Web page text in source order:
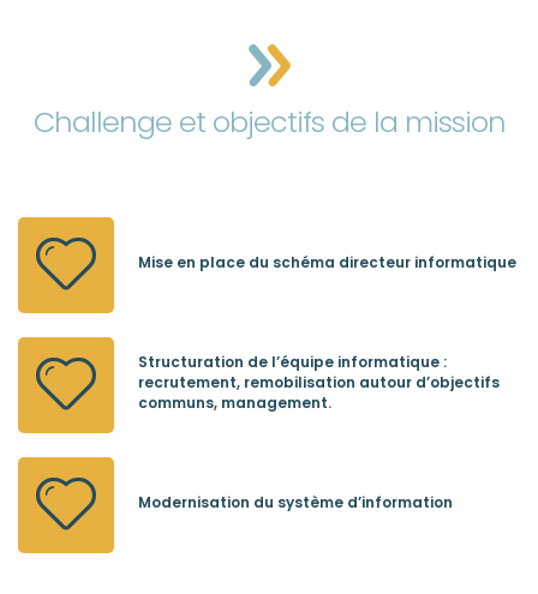
Challenge et objectifs de la mission
Mise en place du schéma directeur informatique
Structuration de l’équipe informatique :
recrutement, remobilisation autour d’objectifs
communs, management.
Modernisation du système d’information